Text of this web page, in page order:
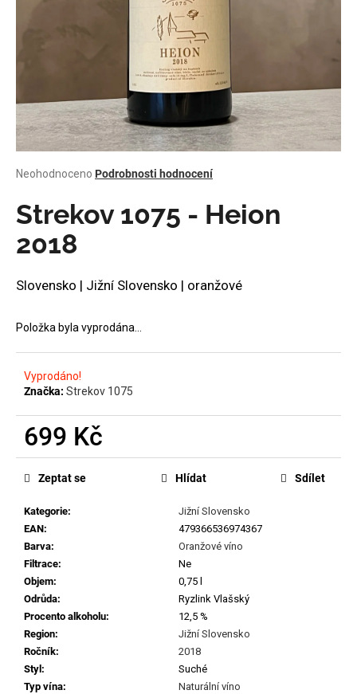
Průměrné
produktu
je
z
hvězdiček.
Neohodnoceno Podrobnosti hodnocení
Strekov 1075 - Heion
2018
Slovensko | Jižní Slovensko | oranžové
Položka byla vyprodána…
Vyprodáno!
Značka: Strekov 1075
699 Kč
Měrná
cena:
Kategorie:
Jižní Slovensko
EAN:
479366536974367
Barva:
Oranžové víno
Filtrace:
Ne
Objem:
0,75 l
Odrůda:
Ryzlink Vlašský
Procento alkoholu:
12,5 %
Region:
Jižní Slovensko
Ročník:
2018
Styl :
Suché
Typ vína:
Naturální víno
Zeptat se Hlídat Sdílet
?
D
p
r
č
u
e
m
CUVÉE
MARGUERITE
2024
699
Kč